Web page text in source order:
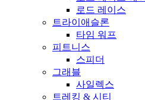
로드 레이스
트라이애슬론
타임 워프
피트니스
스피더
그래블
사일렉스
트레킹 & 시티